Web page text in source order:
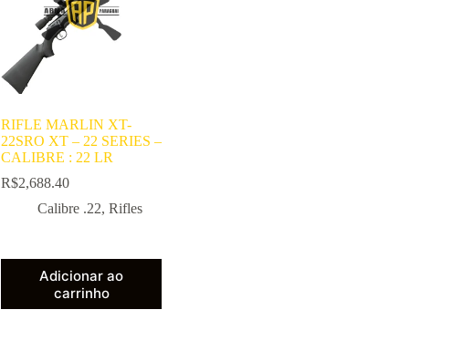
RIFLE MARLIN XT-
22SRO XT – 22 SERIES –
CALIBRE : 22 LR
R$2,688.40
Calibre .22,Rifles
Adicionar ao
carrinho